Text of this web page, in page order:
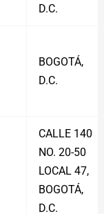
D.C.
BOGOTÁ,
D.C.
CALLE 140
NO. 20-50
LOCAL 47,
BOGOTÁ,
D.C.